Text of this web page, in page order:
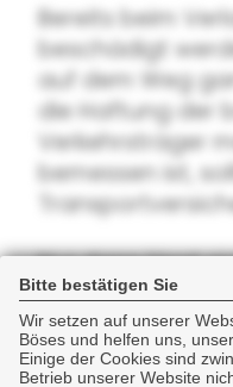
Bitte bestätigen Sie
Wir setzen auf unserer
Böses und helfen uns,
Einige der Cookies sind
Betrieb unserer Website
Bereits beim
beschädigt
auf dem Weg
die Haftung der
Verkehrsträger
bemessen ist,
Nur dann lässt
Schaden
Auch ein